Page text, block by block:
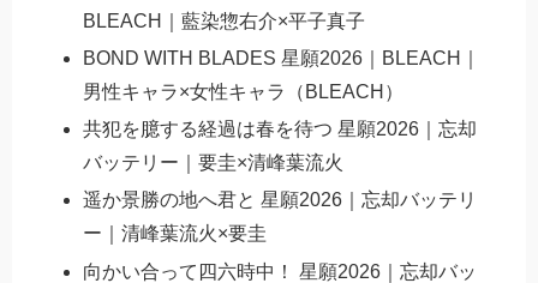
BLEACH｜藍染惣右介×平子真子
BOND WITH BLADES 星願2026｜BLEACH｜
男性キャラ×女性キャラ（BLEACH）
共犯を臆する経過は春を待つ 星願2026｜忘却
バッテリー｜要圭×清峰葉流火
遥か景勝の地へ君と 星願2026｜忘却バッテリ
ー｜清峰葉流火×要圭
向かい合って四六時中！ 星願2026｜忘却バッ